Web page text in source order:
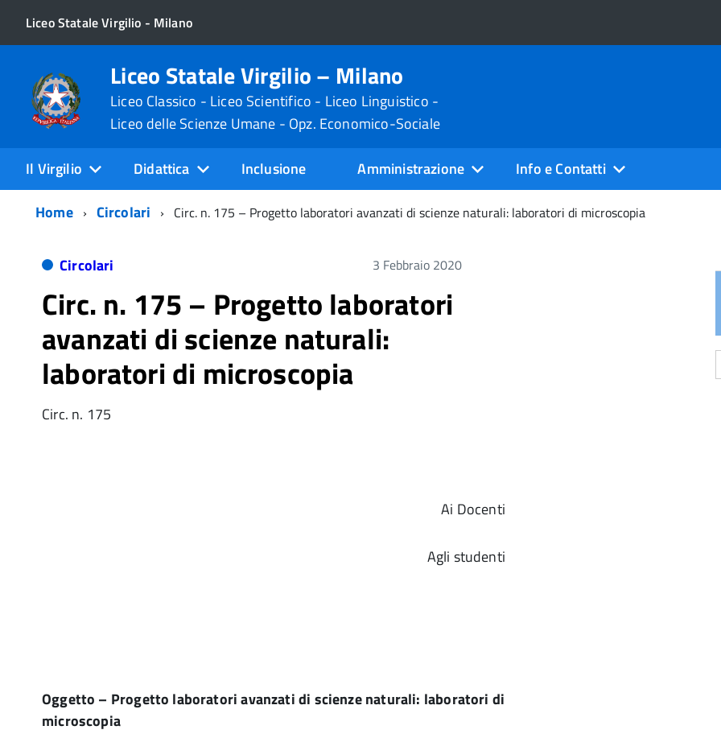
Liceo Statale Virgilio - Milano
Liceo Statale Virgilio – Milano
Liceo Classico - Liceo Scientifico - Liceo Linguistico -
Liceo delle Scienze Umane - Opz. Economico-Sociale
Il Virgilio Didattica Inclusione Amministrazione
Info e Contatti
Home
Circolari Circ. n. 175 – Progetto laboratori avanzati di scienze naturali: laboratori di microscopia
Circolari 3 Febbraio 2020
Circ. n. 175 – Progetto laboratori
avanzati di scienze naturali:
laboratori di microscopia
Circ. n. 175
Ai Docenti
Agli studenti
Oggetto – Progetto laboratori avanzati di scienze naturali: laboratori di
microscopia